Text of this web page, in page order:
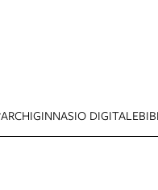
ARCHIGINNASIO DIGITALE